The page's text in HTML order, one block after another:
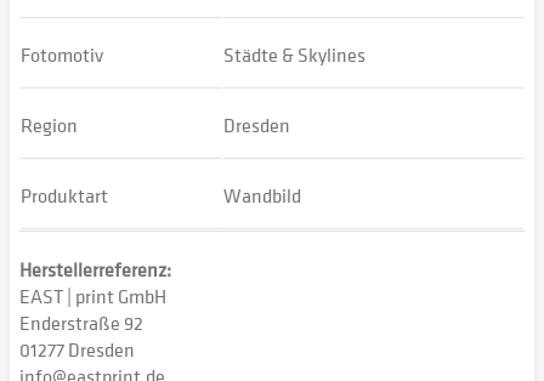
Fotomotiv Städte & Skylines
Region Dresden
Produktart Wandbild
Herstellerreferenz:
EAST | print GmbH
Enderstraße 92
01277 Dresden